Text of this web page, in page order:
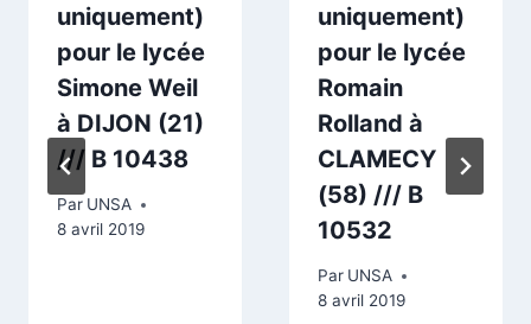
uniquement)
pour le lycée
Simone Weil
à DIJON (21)
/// B 10438
Par UNSA
8 avril 2019
uniquement)
pour le lycée
Romain
Rolland à
CLAMECY
(58) /// B
10532
Par UNSA
8 avril 2019